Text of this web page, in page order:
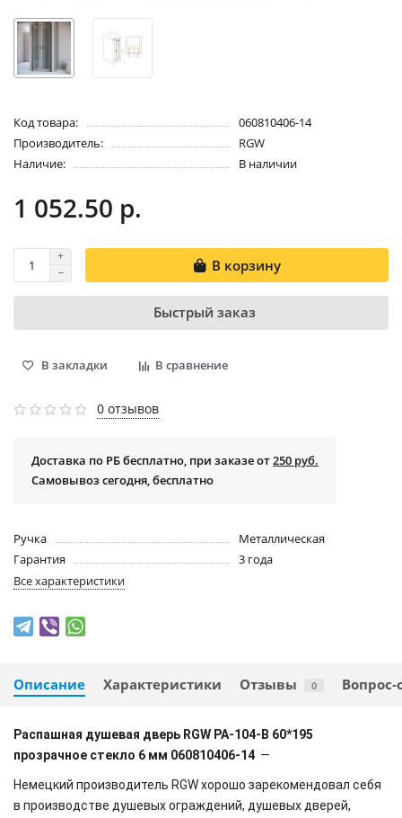
Код товара:
060810406-14
Производитель:
RGW
Наличие:
В наличии
1 052.50 р.
В корзину
Быстрый заказ
В закладки В сравнение
0 отзывов
Доставка по РБ бесплатно, при заказе от250 руб.
Самовывоз сегодня, бесплатно
Ручка
Металлическая
Гарантия
3 года
Все характеристики
Описание Характеристики Отзывы 0 Вопрос-
Распашная душевая дверь RGW PA-104-B 60*195
прозрачное стекло 6 мм 060810406-14 —
Немецкий производитель RGW хорошо зарекомендовал себя
в производстве душевых ограждений, душевых дверей,